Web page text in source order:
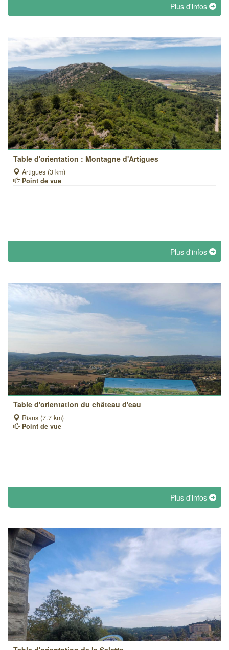
Plus d'infos
Table d'orientation : Montagne d'Artigues
Artigues (3 km)
Point de vue
Plus d'infos
Table d'orientation du château d'eau
Rians (7.7 km)
Point de vue
Plus d'infos